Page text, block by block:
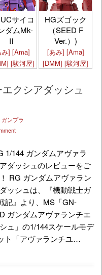
サイコ
ダムMk-
Ⅱ
] [Ama]
[駿河屋]
HGズゴック
（SEED F
Ver.）)
[あみ] [Ama]
[DMM] [駿河屋]
クシアダッシュ
ガンプラ
1/144 ガンダムアヴァラ
ダッシュのレビューをご
RG ガンダムアヴァラン
ッシュは、『機動戦士ガ
記』より、MS「GN-
ガンダムアヴァランチエ
ュ」の1/144スケールモデ
ト「アヴァランチユ…